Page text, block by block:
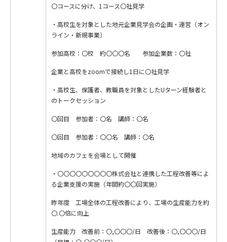
〇コースに分け、1コース〇社見学
・高校生を対象とした地元企業見学会の企画・運営（オン
ライン・新規事業）
参加高校：〇校 約〇〇〇名 参加企業数：〇社
企業と高校をzoomで接続し1日に〇社見学
・高校生、保護者、教職員を対象としたUターン経験者と
のトークセッション
〇回目 参加者：〇名 講師：〇名
〇回目 参加者：〇〇名 講師：〇名
地域のカフェを会場として開催
・〇〇〇〇〇〇〇〇〇株式会社と連携した工程改善等によ
る企業支援の実施（年間約〇〇回実施）
昨年度 工場全体の工程改善により、工場の生産能力を約
〇.〇倍に向上
生産能力 改善前：〇,〇〇〇/日 改善後：〇,〇〇〇/日